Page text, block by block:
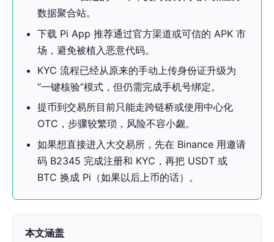
数据聚合站。
下载 Pi App 推荐通过官方渠道或可信的 APK 市
场，避免被植入恶意代码。
KYC 流程已经从原来的手动上传身份证升级为
“一键核验”模式，但仍需完成手机号绑定。
提币到交易所目前只能走跨链桥或使用中心化
OTC，步骤较繁琐，风险不容小觑。
如果想直接进入大交易所，先在 Binance 用邀请
码 B2345 完成注册和 KYC，再把 USDT 或
BTC 换成 Pi（如果以后上币的话）。
本文涵盖